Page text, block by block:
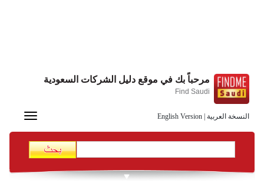
النسخة العربية English Version
مرحباً بك في موقع دليل الشركات السعودية
Find Saudi
Toggle